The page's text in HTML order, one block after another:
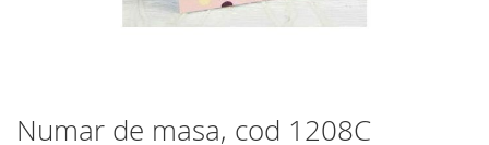
Numar de masa, cod 1208C
Skip